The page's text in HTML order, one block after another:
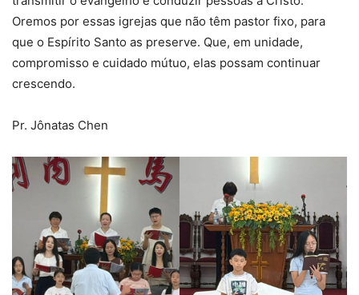
Oremos por essas igrejas que não têm pastor fixo, para
que o Espírito Santo as preserve. Que, em unidade,
compromisso e cuidado mútuo, elas possam continuar
crescendo.
Pr. Jônatas Chen